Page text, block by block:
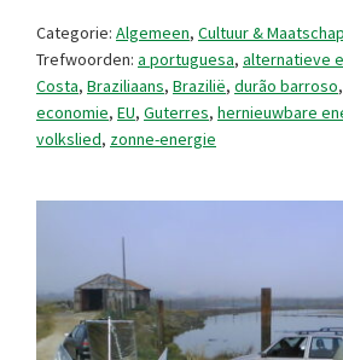
2024
Categorie: Algemeen, Cultuur &
Trefwoorden: a portuguesa, alternatieve
Costa, Braziliaans, Brazilië, durão barroso,
economie, EU, Guterres, hernieuwbare
volkslied, zonne-energie